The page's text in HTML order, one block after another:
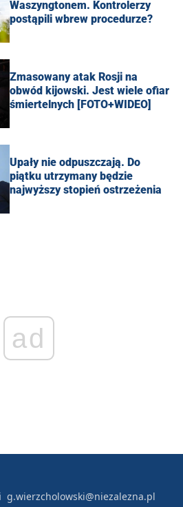
Waszyngtonem. Kontrolerzy
postąpili wbrew procedurze?
Zmasowany atak Rosji na
obwód kijowski. Jest wiele ofiar
śmiertelnych [FOTO+WIDEO]
Upały nie odpuszczają. Do
piątku utrzymany będzie
najwyższy stopień ostrzeżenia
ad
g.wierzcholowski@niezalezna.pl